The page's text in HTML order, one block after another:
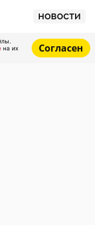
НОВОСТИ
на их
Согласен